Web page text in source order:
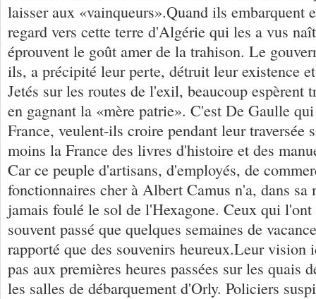
laisser aux «vainqueurs».Quand ils embarquent
regard vers cette terre d'Algérie qui les a vus
éprouvent le goût amer de la trahison. Le
ils, a précipité leur perte, détruit leur existence
Jetés sur les routes de l'exil, beaucoup espèrent
en gagnant la «mère patrie». C'est De Gaulle
France, veulent-ils croire pendant leur traversée
moins la France des livres d'histoire et des
Car ce peuple d'artisans, d'employés, de
fonctionnaires cher à Albert Camus n'a, dans sa
jamais foulé le sol de l'Hexagone. Ceux qui
souvent passé que quelques semaines de
rapporté que des souvenirs heureux.Leur vision
pas aux premières heures passées sur les quais
les salles de débarquement d'Orly. Policiers